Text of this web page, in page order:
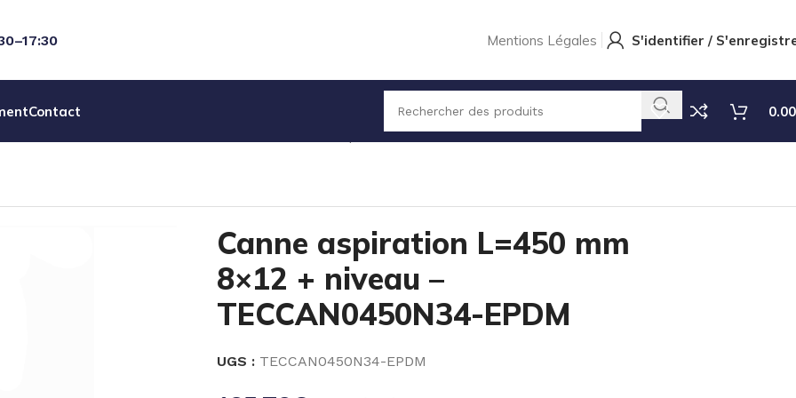
Mentions Légales S'identifier /
Contact
0.00
Canne aspiration L=450 mm 8×12 + niveau – TECCAN0450N34-EPDM
Canne aspiration L=450 mm
8×12 + niveau –
TECCAN0450N34-EPDM
UGS : TECCAN0450N34-EPDM